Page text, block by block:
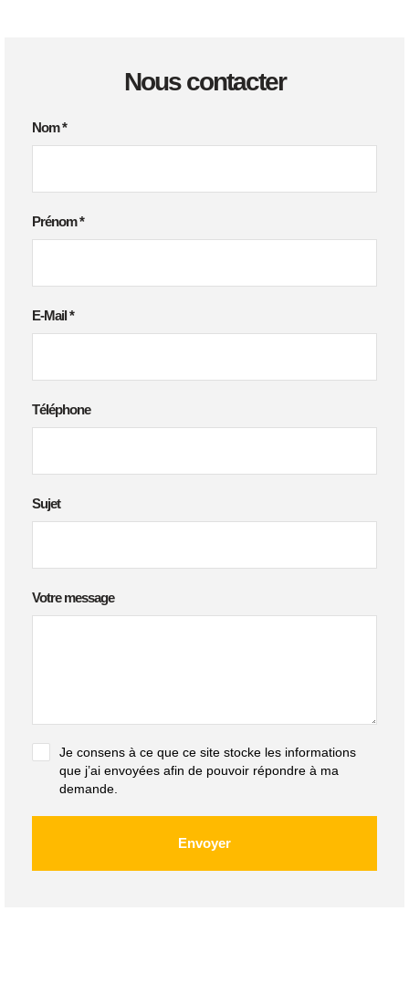
Nous contacter
Nom*
Prénom*
E-Mail*
Téléphone
Sujet
Votre message
Je consens à ce que ce site stocke les informations
que j’ai envoyées afin de pouvoir répondre à ma
demande.
Envoyer